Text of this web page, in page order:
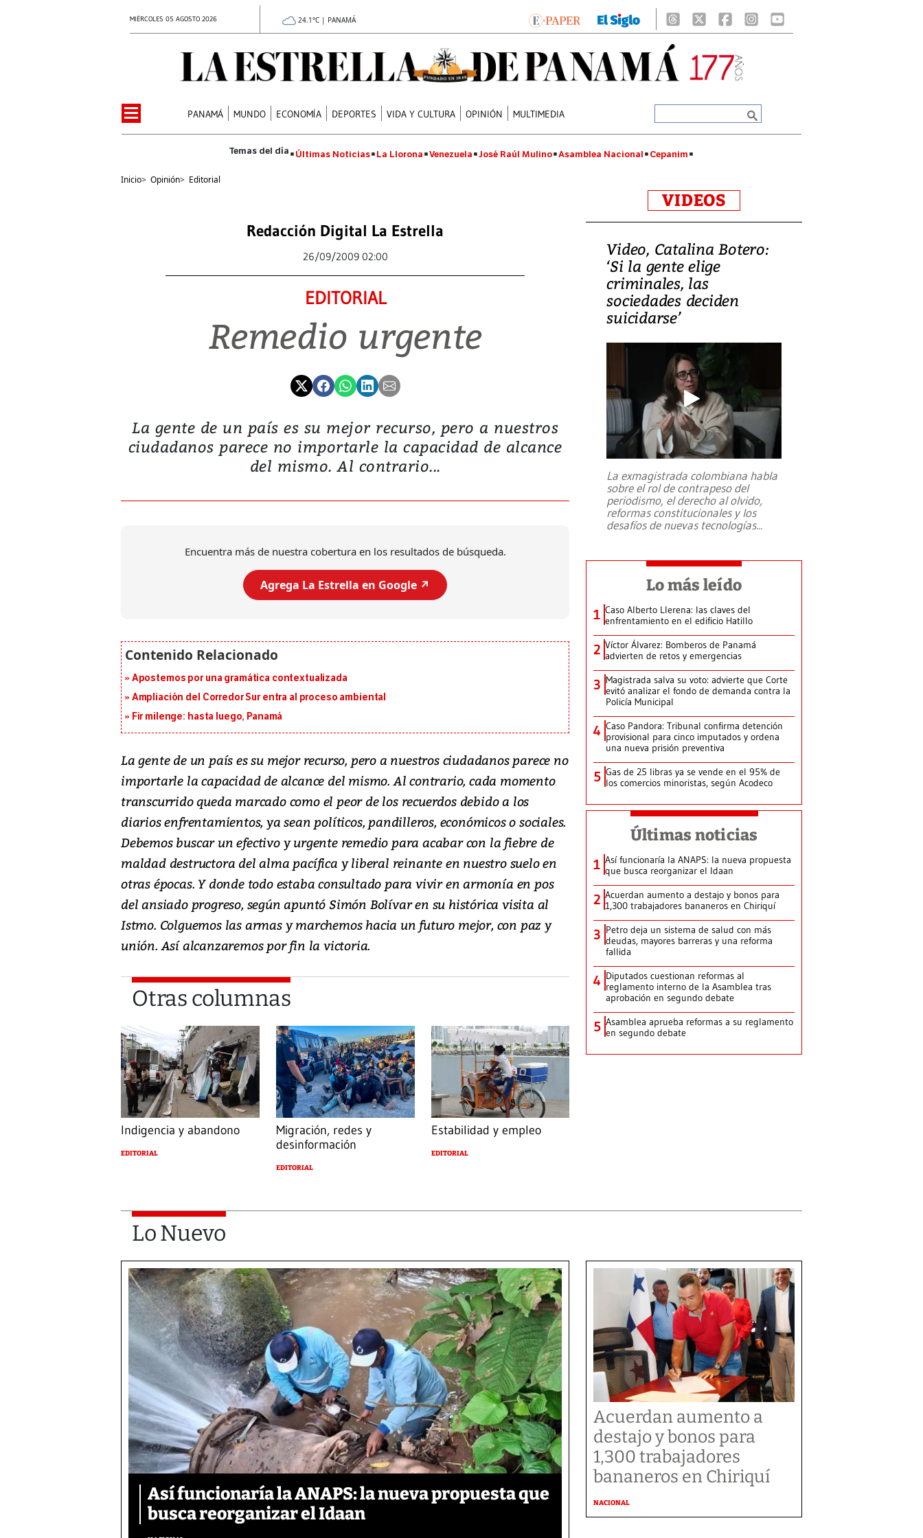
MIÉRCOLES 05 AGOSTO 2026 24.1°C | PANAMÁ
PANAMÁ MUNDO ECONOMÍA DEPORTES VIDA Y CULTURA OPINIÓN MULTIMEDIA
Últimas Noticias La Llorona Venezuela José Raúl Mulino Asamblea Nacional Cepanim
Inicio> Opinión> Editorial
Redacción Digital La Estrella
26/09/2009 02:00
EDITORIAL
Remedio urgente
La gente de un país es su mejor recurso, pero a nuestros
ciudadanos parece no importarle la capacidad de alcance
del mismo. Al contrario...
Encuentra más de nuestra cobertura en los resultados de búsqueda.
Agrega La Estrella en Google ↗️
Apostemos por una gramática contextualizada
Ampliación del Corredor Sur entra al proceso ambiental
Fir milenge: hasta luego, Panamá
La gente de un país es su mejor recurso, pero a nuestros ciudadanos parece no
importarle la capacidad de alcance del mismo. Al contrario, cada momento
transcurrido queda marcado como el peor de los recuerdos debido a los
diarios enfrentamientos, ya sean políticos, pandilleros, económicos o sociales.
Debemos buscar un efectivo y urgente remedio para acabar con la fiebre de
maldad destructora del alma pacífica y liberal reinante en nuestro suelo en
otras épocas. Y donde todo estaba consultado para vivir en armonía en pos
del ansiado progreso, según apuntó Simón Bolívar en su histórica visita al
Istmo. Colguemos las armas y marchemos hacia un futuro mejor, con paz y
unión. Así alcanzaremos por fin la victoria.
Otras columnas
Indigencia y abandono
EDITORIAL
Migración, redes y
desinformación
EDITORIAL
Estabilidad y empleo
EDITORIAL
VIDEOS
Video, Catalina Botero:
‘Si la gente elige
criminales, las
sociedades deciden
suicidarse’
La exmagistrada colombiana habla
sobre el rol de contrapeso del
periodismo, el derecho al olvido,
reformas constitucionales y los
desafíos de nuevas tecnologías...
Lo más leído
1 Caso Alberto Llerena: las claves del
enfrentamiento en el edificio Hatillo
2 Víctor Álvarez: Bomberos de Panamá
advierten de retos y emergencias
3 Magistrada salva su voto: advierte que Corte
evitó analizar el fondo de demanda contra la
Policía Municipal
4 Caso Pandora: Tribunal confirma detención
provisional para cinco imputados y ordena
una nueva prisión preventiva
5 Gas de 25 libras ya se vende en el 95% de
los comercios minoristas, según Acodeco
Últimas noticias
1 Así funcionaría la ANAPS: la nueva propuesta
que busca reorganizar el Idaan
2 Acuerdan aumento a destajo y bonos para
1,300 trabajadores bananeros en Chiriquí
3 Petro deja un sistema de salud con más
deudas, mayores barreras y una reforma
fallida
4 Diputados cuestionan reformas al
reglamento interno de la Asamblea tras
aprobación en segundo debate
5 Asamblea aprueba reformas a su reglamento
en segundo debate
Lo Nuevo
Así funcionaría la ANAPS: la nueva propuesta que
busca reorganizar el Idaan
Acuerdan aumento a
destajo y bonos para
1,300 trabajadores
bananeros en Chiriquí
NACIONAL